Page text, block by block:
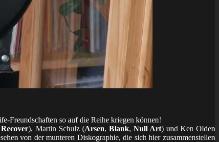
Freundschaften so auf die Reihe kriegen können!
), Martin Schulz (Arsen, Blank, Null Art) und Ken Olden
von der munteren Diskographie, die sich hier zusammenstellen